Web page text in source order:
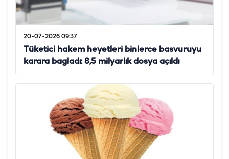
20-07-2026 09:37
Tüketici hakem heyetleri binlerce basvuruyu
karara bagladı: 8,5 milyarlık dosya açıldı